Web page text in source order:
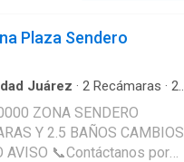
Plaza Sendero
Juárez · 2 Recámaras · 2
·Estacionamiento
con closet·Zonas verdes
2.5 BAÑOS CAMBIOS
por